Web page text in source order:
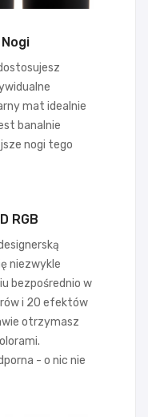
mat idealnie
banalnie
nogi tego
RGB
niezwykle
bezpośrednio w
i 20 efektów
otrzymasz
- o nic nie